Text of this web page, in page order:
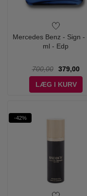
Mercedes Benz - Sign -
ml - Edp
700,00
379,00
LÆG I KURV
-42%